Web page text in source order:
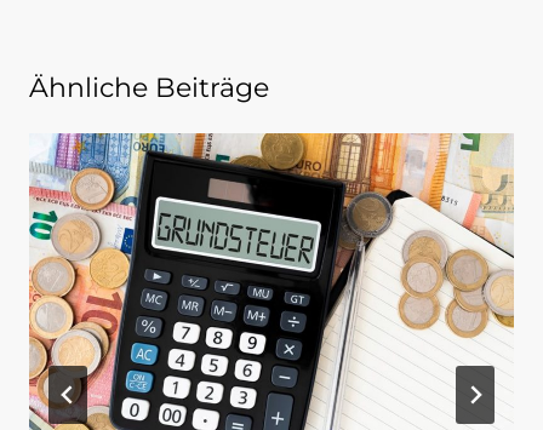
Ähnliche Beiträge